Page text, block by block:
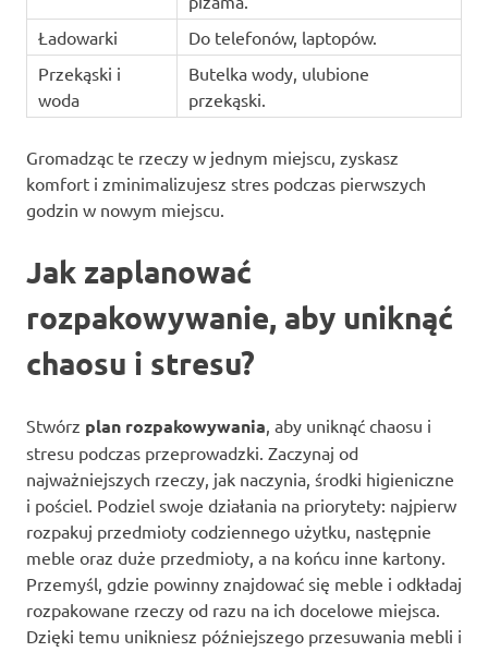
Ładowarki
Do telefonów, laptopów.
Przekąski i
woda
Butelka wody, ulubione
przekąski.
Gromadząc te rzeczy w jednym miejscu, zyskasz
komfort i zminimalizujesz stres podczas pierwszych
godzin w nowym miejscu.
Jak zaplanować
rozpakowywanie, aby uniknąć
chaosu i stresu?
Stwórz plan rozpakowywania , aby uniknąć chaosu i
stresu podczas przeprowadzki. Zaczynaj od
najważniejszych rzeczy, jak naczynia, środki higieniczne
i pościel. Podziel swoje działania na priorytety: najpierw
rozpakuj przedmioty codziennego użytku, następnie
meble oraz duże przedmioty, a na końcu inne kartony.
Przemyśl, gdzie powinny znajdować się meble i odkładaj
rozpakowane rzeczy od razu na ich docelowe miejsca.
Dzięki temu unikniesz późniejszego przesuwania mebli i